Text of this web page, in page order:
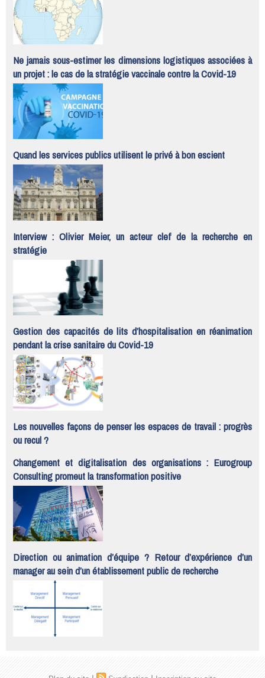
Ne jamais sous-estimer les dimensions logistiques associées à
un projet : le cas de la stratégie vaccinale contre la Covid-19
Quand les services publics utilisent le privé à bon escient
Interview : Olivier Meier, un acteur clef de la recherche en
stratégie
Gestion des capacités de lits d’hospitalisation en réanimation
pendant la crise sanitaire du Covid-19
Les nouvelles façons de penser les espaces de travail : progrès
ou recul ?
Changement et digitalisation des organisations : Eurogroup
Consulting promeut la transformation positive
Direction ou animation d’équipe ? Retour d’expérience d’un
manager au sein d’un établissement public de recherche